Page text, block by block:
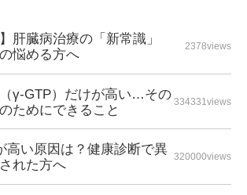
肝臓病治療の「新常識」
悩める方へ
2378views
γ-GTP）だけが高い…その
ためにできること
334331views
高い原因は？健康診断で異
れた方へ
320000views